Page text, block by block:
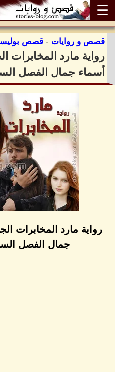
☰
قصص و روايات - قصص
رواية مارد المخابرات
أسماء جمال الفصل
رواية مارد المخابرات
جمال الفصل